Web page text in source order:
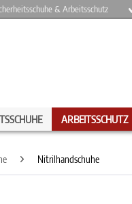
& Arbeitsschutz
ARBEITSSCHUTZ
Nitrilhandschuhe